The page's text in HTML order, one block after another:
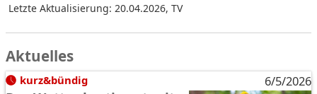
Letzte Aktualisierung: 20.04.2026, TV
Aktuelles
kurz&bündig 6/5/2026